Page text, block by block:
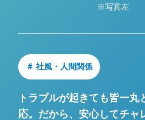
※写真左
＃ 社風・人間関係
トラブルが起きても皆一丸
応。 だから、安心してチャ